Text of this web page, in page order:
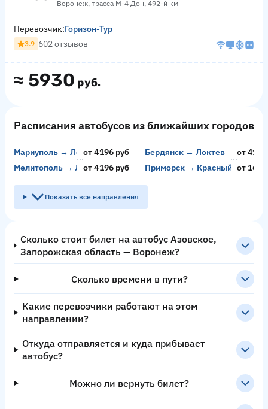
Воронеж, трасса М-4 Дон, 492-й км
≈ 5930 руб.
Перевозчик:Горизон-Тур
3.9 602 отзывов
Расписания автобусов из ближайших городов
Мариуполь → Локтевот 4196 руб Бердянск → Локтев
от
Мелитополь → Локтевот 4196 руб Приморск → Красный Колос
от
Показать все направления
Сколько стоит билет на автобус Азовское,
Запорожская область — Воронеж?
Сколько времени в пути?
Какие перевозчики работают на этом
направлении?
Откуда отправляется и куда прибывает
автобус?
Можно ли вернуть билет?